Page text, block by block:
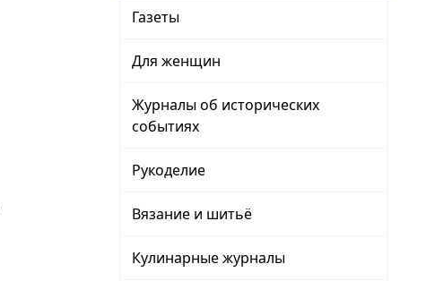
Газеты
Для женщин
Журналы об исторических
событиях
Рукоделие
Вязание и шитьё
Кулинарные журналы